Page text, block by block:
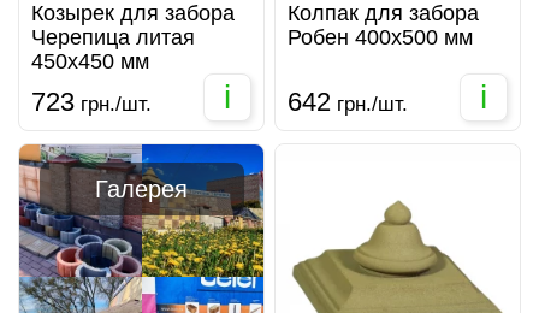
Козырек для забора
Черепица литая
450х450 мм
723 грн./шт. i
Колпак для забора
Робен 400х500 мм
642 грн./шт. i
Галерея